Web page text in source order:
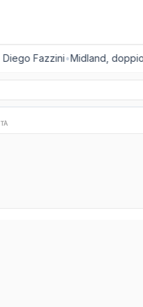
Fazzini•Midland, doppio